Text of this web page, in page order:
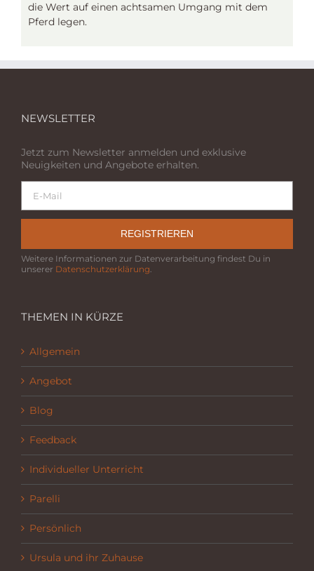
die Wert auf einen achtsamen Umgang mit dem
Pferd legen.
NEWSLETTER
Jetzt zum Newsletter anmelden und exklusive
Neuigkeiten und Angebote erhalten.
REGISTRIEREN
Weitere Informationen zur Datenverarbeitung findest Du in
unserer Datenschutzerklärung.
THEMEN IN KÜRZE
Allgemein
Angebot
Blog
Feedback
Individueller Unterricht
Parelli
Persönlich
Ursula und ihr Zuhause